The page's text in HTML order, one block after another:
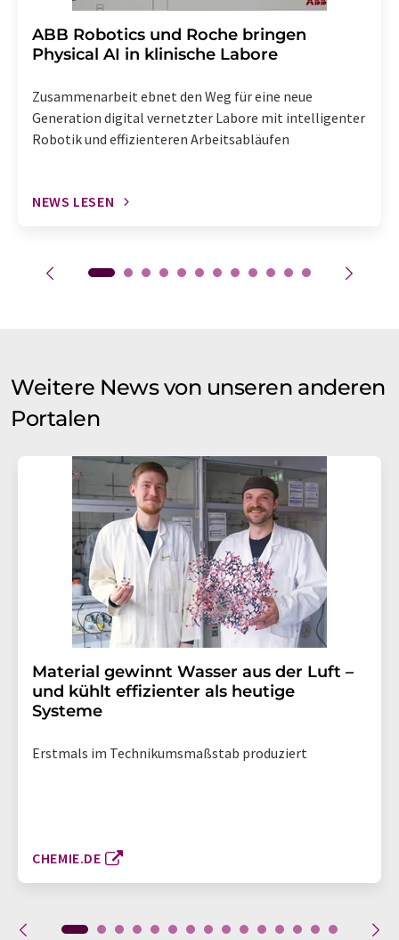
​​​​​​​ABB Robotics und Roche bringen
Physical AI in klinische Labore
Zusammenarbeit ebnet den Weg für eine neue
Generation digital vernetzter Labore mit intelligenter
Robotik und effizienteren Arbeitsabläufen
NEWS LESEN
Weitere News von unseren anderen
Portalen
Material gewinnt Wasser aus der Luft –
und kühlt effizienter als heutige
Systeme
Erstmals im Technikumsmaßstab produziert
CHEMIE.DE